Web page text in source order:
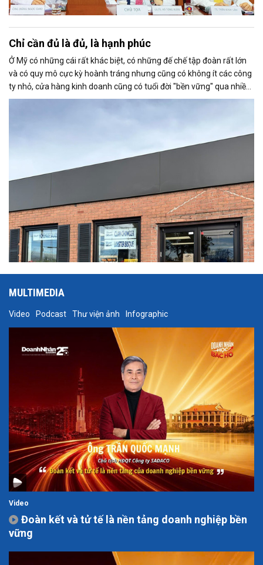
Chỉ cần đủ là đủ, là hạnh phúc
Ở Mỹ có những cái rất khác biệt, có những đế chế tập đoàn rất lớn
và có quy mô cực kỳ hoành tráng nhưng cũng có không ít các công
ty nhỏ, cửa hàng kinh doanh cũng có tuổi đời "bền vững" qua nhiều
thế hệ.
MULTIMEDIA
Video Podcast Thư viện ảnh Infographic
Video
Đoàn kết và tử tế là nền tảng doanh nghiệp bền
vững